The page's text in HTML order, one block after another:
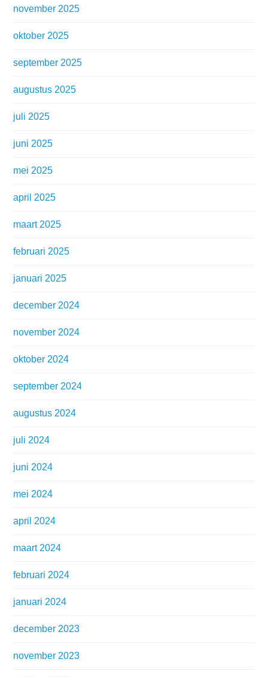
november 2025
oktober 2025
september 2025
augustus 2025
juli 2025
juni 2025
mei 2025
april 2025
maart 2025
februari 2025
januari 2025
december 2024
november 2024
oktober 2024
september 2024
augustus 2024
juli 2024
juni 2024
mei 2024
april 2024
maart 2024
februari 2024
januari 2024
december 2023
november 2023